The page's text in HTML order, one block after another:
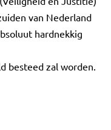
van Nederland
hardnekkig
besteed zal worden.